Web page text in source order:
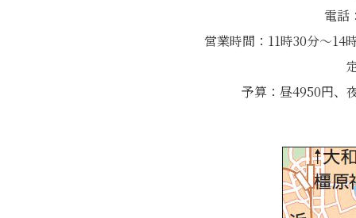
電話
営業時間：11時30分～
予算：昼4950円、